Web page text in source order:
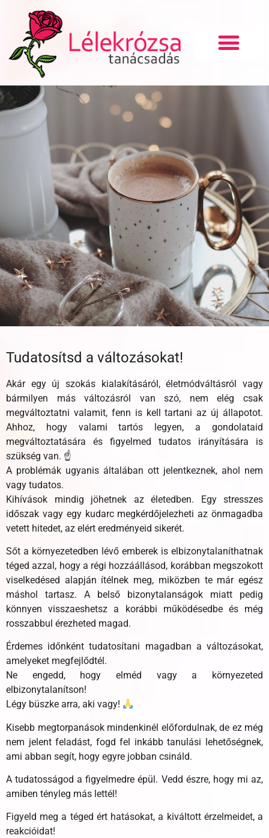
Tudatosítsd a változásokat!
Akár egy új szokás kialakításáról, életmódváltásról vagy
bármilyen más változásról van szó, nem elég csak
megváltoztatni valamit, fenn is kell tartani az új állapotot.
Ahhoz, hogy valami tartós legyen, a gondolataid
megváltoztatására és figyelmed tudatos irányítására is
szükség van. ☝
A problémák ugyanis általában ott jelentkeznek, ahol nem
vagy tudatos.
Kihívások mindig jöhetnek az életedben. Egy stresszes
időszak vagy egy kudarc megkérdőjelezheti az önmagadba
vetett hitedet, az elért eredményeid sikerét.
Sőt a környezetedben lévő emberek is elbizonytalaníthatnak
téged azzal, hogy a régi hozzáállásod, korábban megszokott
viselkedésed alapján ítélnek meg, miközben te már egész
máshol tartasz. A belső bizonytalanságok miatt pedig
könnyen visszaeshetsz a korábbi működésedbe és még
rosszabbul érezheted magad.
Érdemes időnként tudatosítani magadban a változásokat,
amelyeket megfejlődtél.
Ne engedd, hogy elméd vagy a környezeted
elbizonytalanítson!
Légy büszke arra, aki vagy!
Kisebb megtorpanások mindenkinél előfordulnak, de ez még
nem jelent feladást, fogd fel inkább tanulási lehetőségnek,
ami abban segít, hogy egyre jobban csináld.
A tudatosságod a figyelmedre épül. Vedd észre, hogy mi az,
amiben tényleg más lettél!
Figyeld meg a téged ért hatásokat, a kiváltott érzelmeidet, a
reakcióidat!